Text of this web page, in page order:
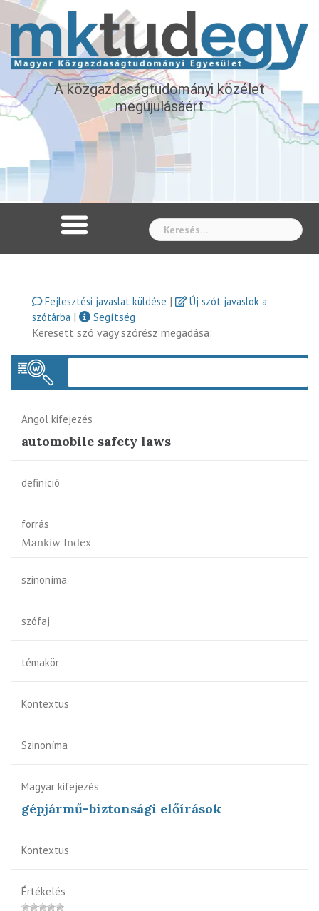
A közgazdaságtudományi közélet
megújulásáért
Fejlesztési javaslat küldése |
Új szót javaslok a
szótárba |
Segítség
Keresett szó vagy szórész megadása:
Angol kifejezés
automobile safety laws
definíció
forrás
Mankiw Index
szinoníma
szófaj
témakör
Kontextus
Szinoníma
Magyar kifejezés
gépjármű-biztonsági előírások
Kontextus
Értékelés